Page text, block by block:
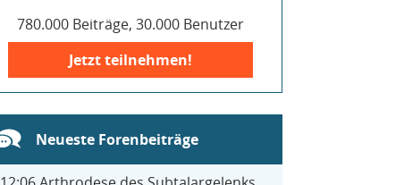
780.000 Beiträge, 30.000 Benutzer
Jetzt teilnehmen!
Neueste Forenbeiträge